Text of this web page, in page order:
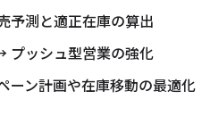
測と適正在庫の算出
ッシュ型営業の強化
ン計画や在庫移動の最適化